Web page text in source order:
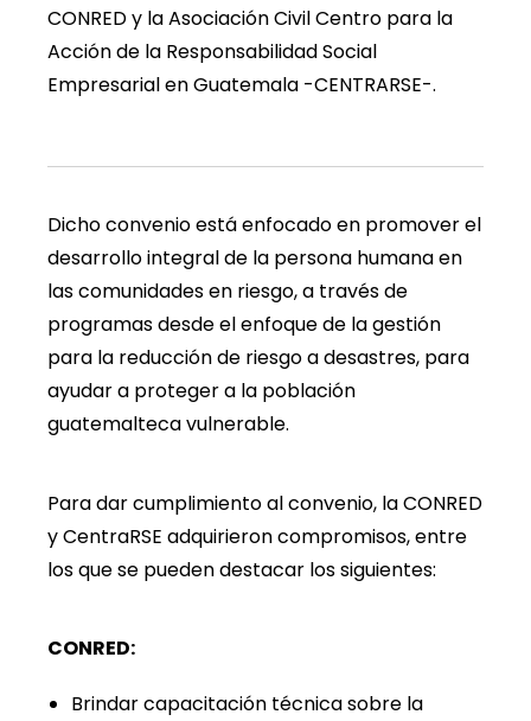
CONRED y la Asociación Civil Centro para la
Acción de la Responsabilidad Social
Empresarial en Guatemala -CENTRARSE-.
Dicho convenio está enfocado en promover el
desarrollo integral de la persona humana en
las comunidades en riesgo, a través de
programas desde el enfoque de la gestión
para la reducción de riesgo a desastres, para
ayudar a proteger a la población
guatemalteca vulnerable.
Para dar cumplimiento al convenio, la CONRED
y CentraRSE adquirieron compromisos, entre
los que se pueden destacar los siguientes:
CONRED:
Brindar capacitación técnica sobre la